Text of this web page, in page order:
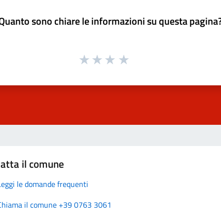
sono chiare le informazioni su questa
il comune
le domande frequenti
il comune +39 0763 3061